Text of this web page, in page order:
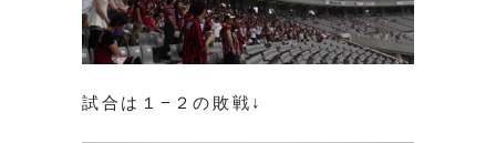
試合は１−２の敗戦↓